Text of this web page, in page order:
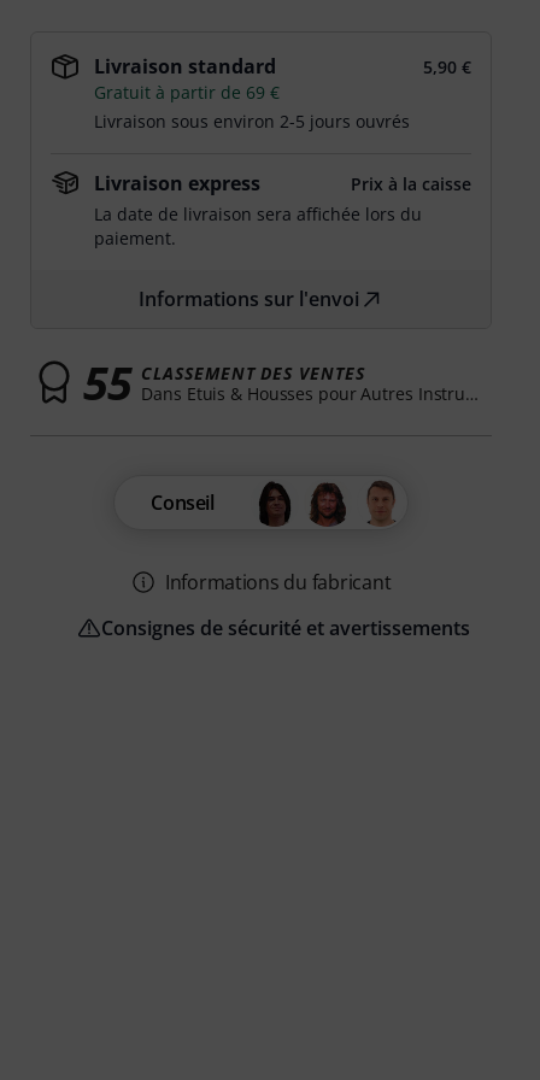
Livraison standard
5,90 €
Gratuit à partir de 69 €
Livraison sous environ 2-5 jours ouvrés
Livraison express
Prix à la caisse
La date de livraison sera affichée lors du
paiement.
Informations sur l'envoi
55 CLASSEMENT DES VENTES
Dans Etuis & Housses pour Autres Instruments
Conseil
Informations du fabricant
Consignes de sécurité et avertissements